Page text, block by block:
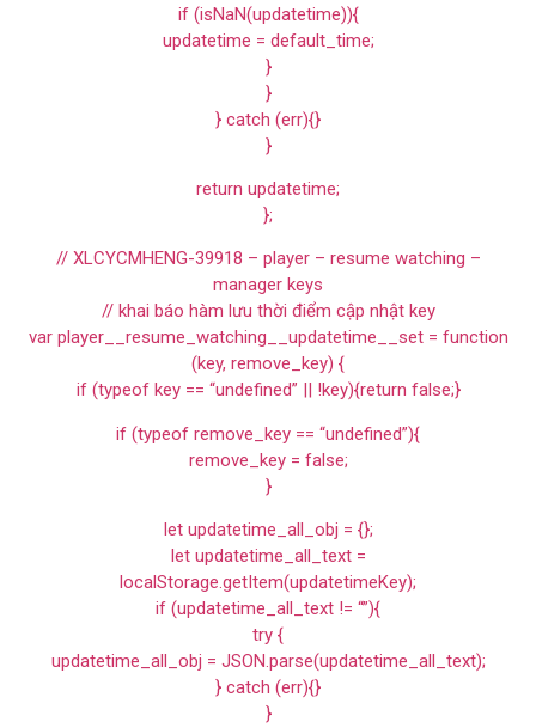
if (isNaN(updatetime)){
updatetime = default_time;
}
}
} catch (err){}
}
return updatetime;
};
// XLCYCMHENG-39918 – player – resume watching –
manager keys
// khai báo hàm lưu thời điểm cập nhật key
var player__resume_watching__updatetime__set = function
(key, remove_key) {
if (typeof key == “undefined” || !key){return false;}
if (typeof remove_key == “undefined”){
remove_key = false;
}
let updatetime_all_obj = {};
let updatetime_all_text =
localStorage.getItem(updatetimeKey);
if (updatetime_all_text != “”){
try {
updatetime_all_obj = JSON.parse(updatetime_all_text);
} catch (err){}
}